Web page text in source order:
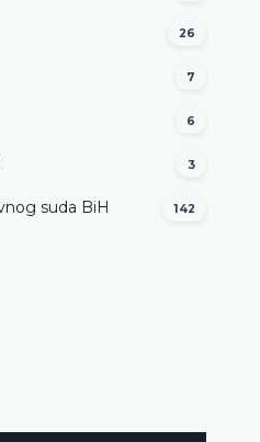
u
suorganizaciji
26
7
6
3
suda BiH 142